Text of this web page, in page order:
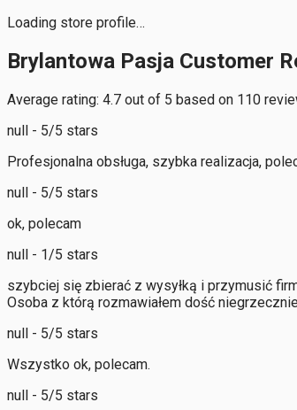
Loading store profile…
Brylantowa Pasja Customer
Average rating: 4.7 out of 5 based on 110
null - 5/5 stars
Profesjonalna obsługa, szybka realizacja,
null - 5/5 stars
ok, polecam
null - 1/5 stars
szybciej się zbierać z wysyłką i przymusić
Osoba z którą rozmawiałem dość
null - 5/5 stars
Wszystko ok, polecam.
null - 5/5 stars